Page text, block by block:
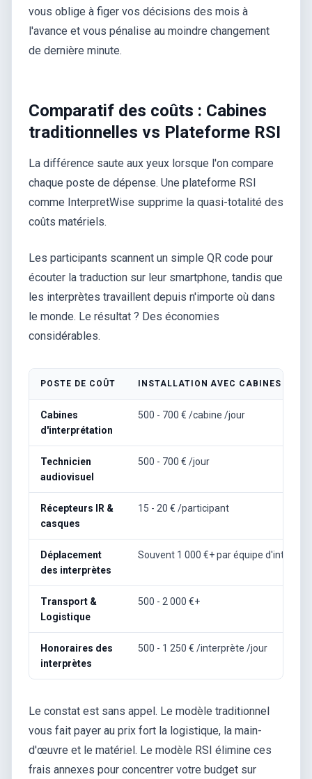
vous oblige à figer vos décisions des mois à
l'avance et vous pénalise au moindre changement
de dernière minute.
Comparatif des coûts : Cabines
traditionnelles vs Plateforme RSI
La différence saute aux yeux lorsque l'on compare
chaque poste de dépense. Une plateforme RSI
comme InterpretWise supprime la quasi-totalité des
coûts matériels.
Les participants scannent un simple QR code pour
écouter la traduction sur leur smartphone, tandis que
les interprètes travaillent depuis n'importe où dans
le monde. Le résultat ? Des économies
considérables.
POSTE DE COÛT INSTALLATION AVEC CABINES
Cabines
d'interprétation
500 - 700 € /cabine /jour
Technicien
audiovisuel
500 - 700 € /jour
Récepteurs IR &
casques
15 - 20 € /participant
Déplacement
des interprètes
Souvent 1 000 €+ par équipe
Transport &
Logistique
500 - 2 000 €+
Honoraires des
interprètes
500 - 1 250 € /interprète /jour
Le constat est sans appel. Le modèle traditionnel
vous fait payer au prix fort la logistique, la main-
d'œuvre et le matériel. Le modèle RSI élimine ces
frais annexes pour concentrer votre budget sur